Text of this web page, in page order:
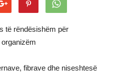
të rëndësishëm për
fibrave dhe niseshtesë